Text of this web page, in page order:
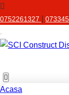
0752261327
Acasa